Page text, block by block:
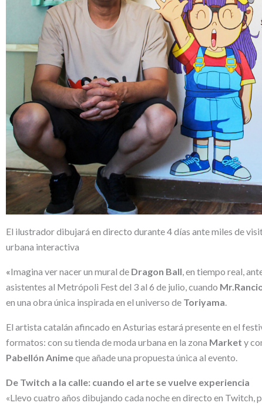
El ilustrador dibujará en directo durante 4 días ante miles de
urbana interactiva
«Imagina ver nacer un mural de Dragon Ball , en tiempo real,
asistentes al Metrópoli Fest del 3 al 6 de julio, cuando
en una obra única inspirada en el universo de Toriyama
El artista catalán afincado en Asturias estará presente en el
formatos: con su tienda de moda urbana en la zona Market y
Pabellón Animeque añade una propuesta única al evento.
De Twitch a la calle: cuando el arte se vuelve experiencia
«Llevo cuatro años dibujando cada noche en directo en Twitch,